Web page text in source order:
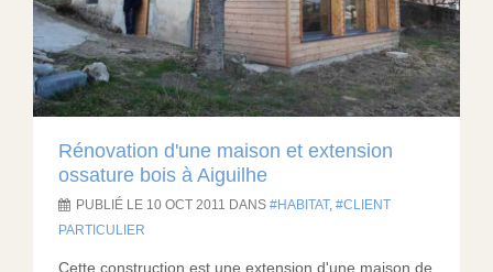
Rénovation d'une maison et extension
ossature bois à Aiguilhe
PUBLIÉ LE 10 OCT 2011 DANS HABITAT,
CLIENT
PARTICULIER
Cette construction est une extension d'une maison de